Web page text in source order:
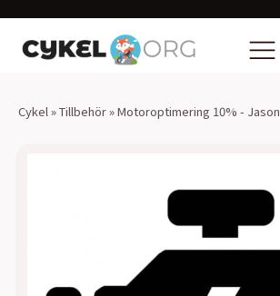
Cykel »Tillbehör»Motoroptimering 10% - Jason